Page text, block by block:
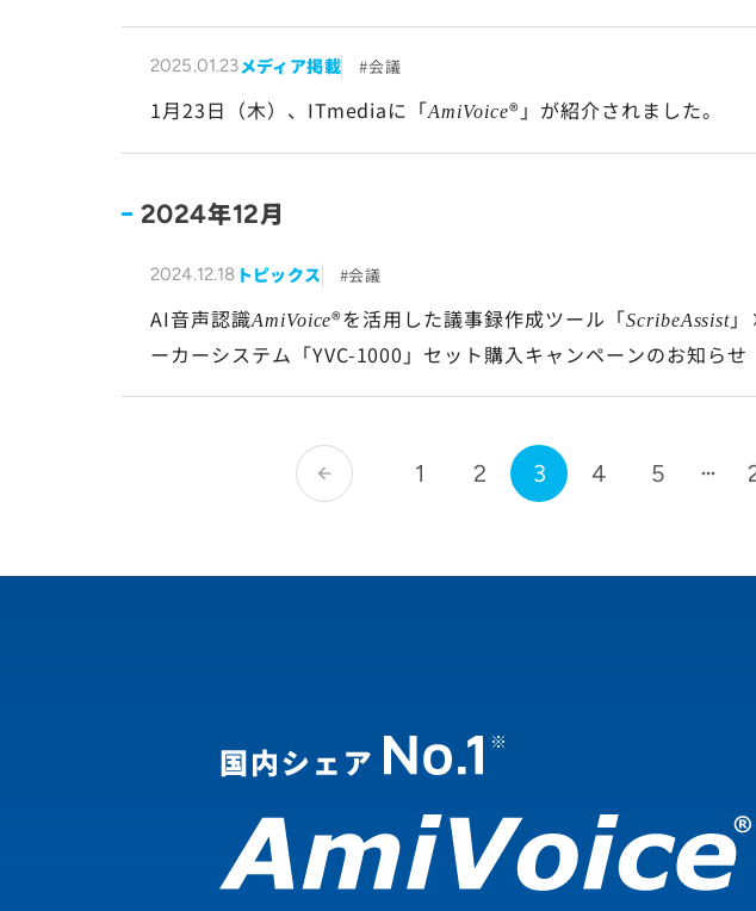
2025.01.23メディア掲載 会議
1月23日（木）、ITmediaに「AmiVoice®」が紹介されました。
2024年12月
2024.12.18 トピックス 会議
AI音声認識AmiVoice®を活用した議事録作成ツール「ScribeAssist
ーカーシステム「YVC-1000」セット購入キャンペーンのお知らせ
arrow_back 1 2 3 4 5